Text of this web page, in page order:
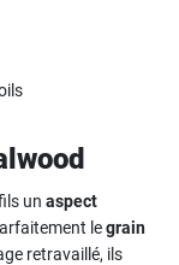
un aspect
legrain
retravaillé, ils